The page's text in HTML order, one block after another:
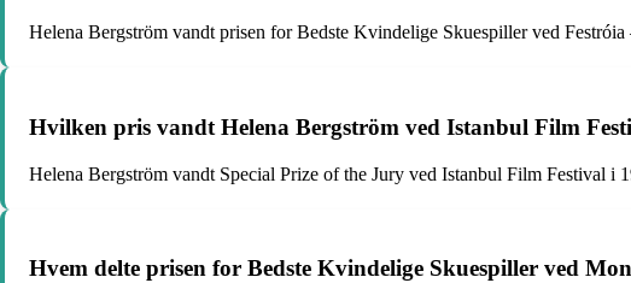
Helena Bergström vandt prisen for Bedste Kvindelige Skuespiller ved
Hvilken pris vandt Helena Bergström ved Istanbul Film
Helena Bergström vandt Special Prize of the Jury ved Istanbul Film Festival
Hvem delte prisen for Bedste Kvindelige Skuespiller ved